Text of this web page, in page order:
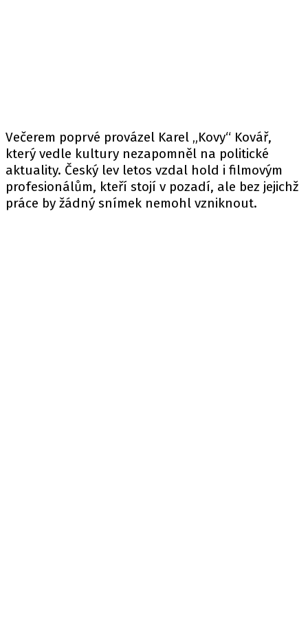
Večerem poprvé provázel Karel „Kovy“ Kovář,
který vedle kultury nezapomněl na politické
aktuality. Český lev letos vzdal hold i filmovým
profesionálům, kteří stojí v pozadí, ale bez jejichž
práce by žádný snímek nemohl vzniknout.